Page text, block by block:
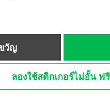
วัญ
ลองใช้สติกเกอร์ไม่อั้น ฟ